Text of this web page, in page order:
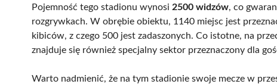
Pojemność tego stadionu wynosi 2500 widzów, co
rozgrywkach. W obrębie obiektu, 1140 miejsc jest
kibiców, z czego 500 jest zadaszonych. Co istotne, na
znajduje się również specjalny sektor przeznaczony dla
Warto nadmienić, że na tym stadionie swoje mecze w